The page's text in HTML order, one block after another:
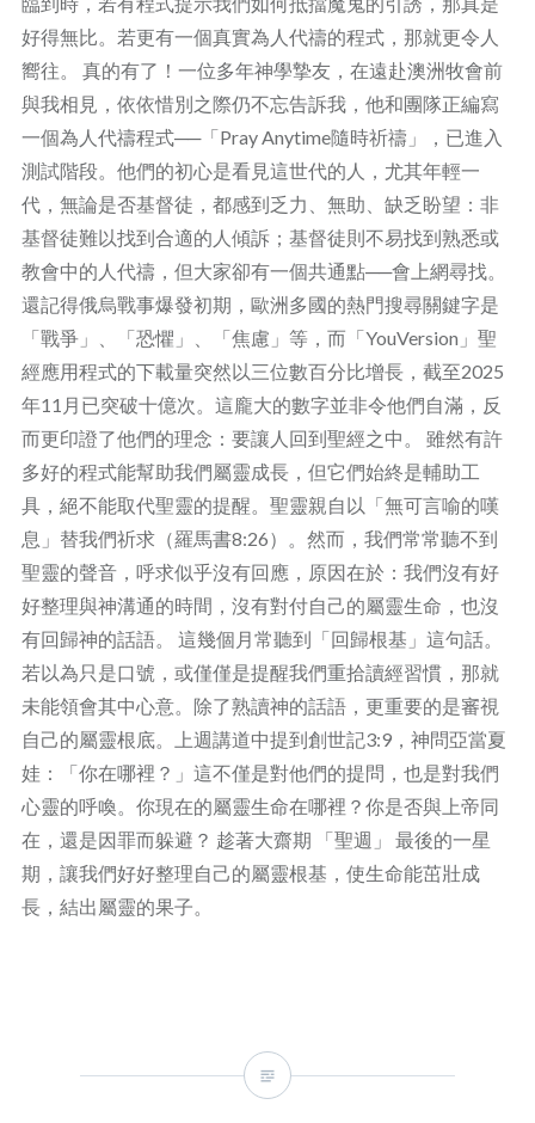
好得無比。若更有一個真實為人代禱的程式，那就更令人
嚮往。 真的有了！一位多年神學摯友，在遠赴澳洲牧會前
與我相見，依依惜別之際仍不忘告訴我，他和團隊正編寫
一個為人代禱程式──「Pray Anytime隨時祈禱」，已進入
測試階段。他們的初心是看見這世代的人，尤其年輕一
代，無論是否基督徒，都感到乏力、無助、缺乏盼望：非
基督徒難以找到合適的人傾訴；基督徒則不易找到熟悉或
教會中的人代禱，但大家卻有一個共通點──會上網尋找。
還記得俄烏戰事爆發初期，歐洲多國的熱門搜尋關鍵字是
「戰爭」、「恐懼」、「焦慮」等，而「YouVersion」聖
經應用程式的下載量突然以三位數百分比增長，截至2025
年11月已突破十億次。這龐大的數字並非令他們自滿，反
而更印證了他們的理念：要讓人回到聖經之中。 雖然有許
多好的程式能幫助我們屬靈成長，但它們始終是輔助工
具，絕不能取代聖靈的提醒。聖靈親自以「無可言喻的嘆
息」替我們祈求（羅馬書8:26）。然而，我們常常聽不到
聖靈的聲音，呼求似乎沒有回應，原因在於：我們沒有好
好整理與神溝通的時間，沒有對付自己的屬靈生命，也沒
有回歸神的話語。 這幾個月常聽到「回歸根基」這句話。
若以為只是口號，或僅僅是提醒我們重拾讀經習慣，那就
未能領會其中心意。除了熟讀神的話語，更重要的是審視
自己的屬靈根底。上週講道中提到創世記3:9，神問亞當夏
娃：「你在哪裡？」這不僅是對他們的提問，也是對我們
心靈的呼喚。你現在的屬靈生命在哪裡？你是否與上帝同
在，還是因罪而躲避？ 趁著大齋期 「聖週」 最後的一星
期，讓我們好好整理自己的屬靈根基，使生命能茁壯成
長，結出屬靈的果子。